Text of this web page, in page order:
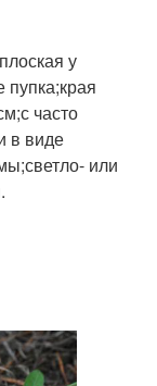
у
пупка;края
часто
в виде
или